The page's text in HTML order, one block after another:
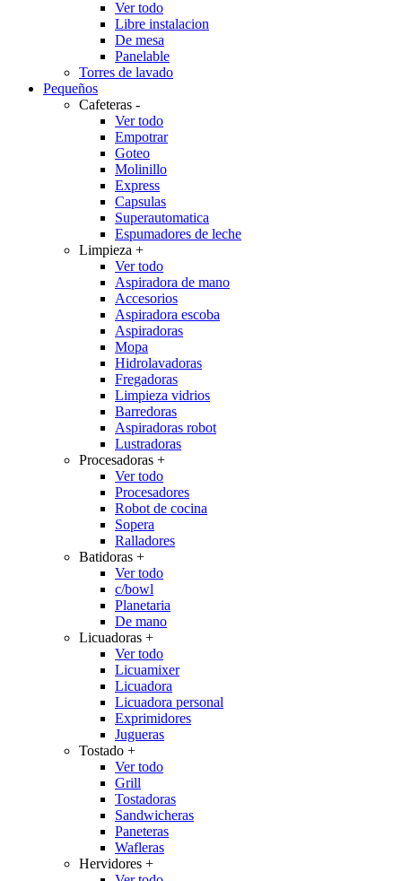
Ver todo
Libre instalacion
De mesa
Panelable
Torres de lavado
Pequeños
Cafeteras -
Ver todo
Empotrar
Goteo
Molinillo
Express
Capsulas
Superautomatica
Espumadores de leche
Limpieza +
Ver todo
Aspiradora de mano
Accesorios
Aspiradora escoba
Aspiradoras
Mopa
Hidrolavadoras
Fregadoras
Limpieza vidrios
Barredoras
Aspiradoras robot
Lustradoras
Procesadoras +
Ver todo
Procesadores
Robot de cocina
Sopera
Ralladores
Batidoras +
Ver todo
c/bowl
Planetaria
De mano
Licuadoras +
Ver todo
Licuamixer
Licuadora
Licuadora personal
Exprimidores
Jugueras
Tostado +
Ver todo
Grill
Tostadoras
Sandwicheras
Paneteras
Wafleras
Hervidores +